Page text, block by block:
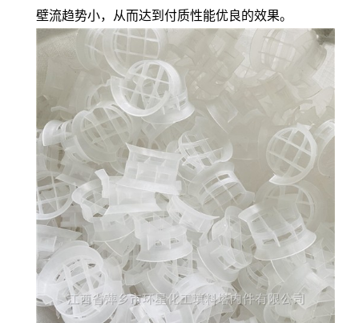
壁流趋势小，从而达到付质性能优良的效果。